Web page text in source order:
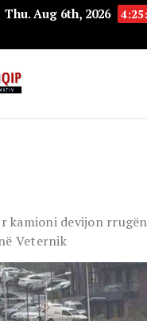
Thu. Aug 6th, 2026
kamioni devijon
Veternik